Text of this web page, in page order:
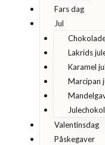
Fars dag
Jul
Lakrids
Karamel
Marcipan
Valentinsdag
Påskegaver